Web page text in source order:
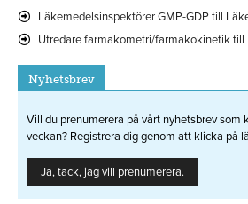
Läkemedelsinspektörer GMP-GDP till
Utredare farmakometri/farmakokinetik till
Nyhetsbrev
Vill du prenumerera på vårt nyhetsbrev som
veckan? Registrera dig genom att klicka på
Ja, tack, jag vill prenumerera.